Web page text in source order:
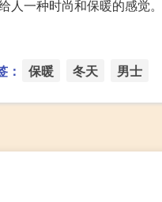
一种时尚和保暖的感觉
： 保暖 冬天 男士